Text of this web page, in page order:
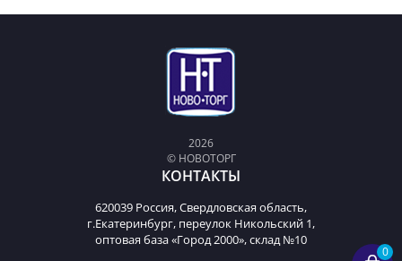
0
2026
© НОВОТОРГ
КОНТАКТЫ
620039 Россия, Свердловская область,
г.Екатеринбург, переулок Никольский 1,
оптовая база «Город 2000», склад №10